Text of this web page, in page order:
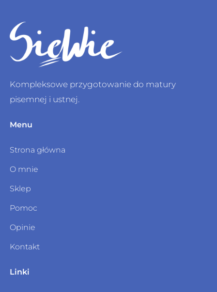
Kompleksowe przygotowanie do matury
pisemnej i ustnej.
Menu
Strona główna
O mnie
Sklep
Pomoc
Opinie
Kontakt
Linki